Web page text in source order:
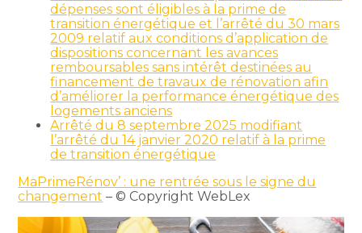
dépenses sont éligibles à la prime de
transition énergétique et l’arrêté du 30 mars
2009 relatif aux conditions d’application de
dispositions concernant les avances
remboursables sans intérêt destinées au
financement de travaux de rénovation afin
d’améliorer la performance énergétique des
logements anciens
Arrêté du 8 septembre 2025 modifiant
l’arrêté du 14 janvier 2020 relatif à la prime
de transition énergétique
MaPrimeRénov’ : une rentrée sous le signe du
changement – © Copyright WebLex